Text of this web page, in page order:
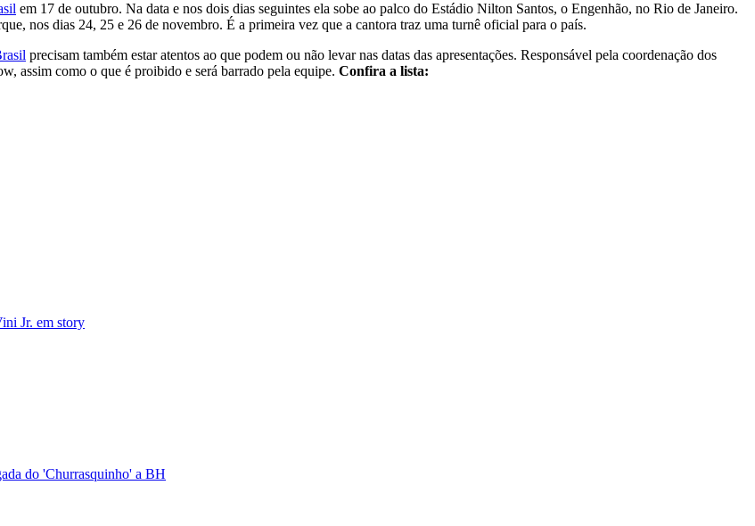
em 17 de outubro. Na data e nos dois dias seguintes ela sobe ao palco do Estádio Nilton Santos, o Engenhão, no Rio de Janeiro.
nos dias 24, 25 e 26 de novembro. É a primeira vez que a cantora traz uma turnê oficial para o país.
precisam também estar atentos ao que podem ou não levar nas datas das apresentações. Responsável pela coordenação dos
assim como o que é proibido e será barrado pela equipe. Confira a lista:
Jr. em story
do 'Churrasquinho' a BH